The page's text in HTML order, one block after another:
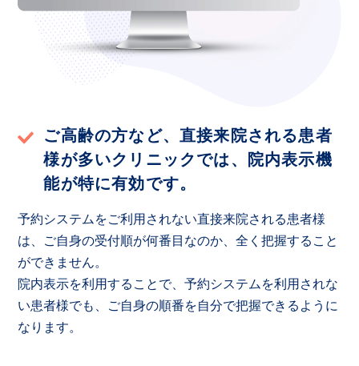
ご高齢の方など、直接来院される患者
様が多いクリニックでは、
院内表示機
能が特に有効です。
予約システムをご利用されない直接来院される患者様
は、ご自身の受付順が何番目なのか、全く把握すること
ができません。
院内表示を利用することで、予約システムを利用されな
い患者様でも、ご自身の順番を自分で把握できるように
なります。